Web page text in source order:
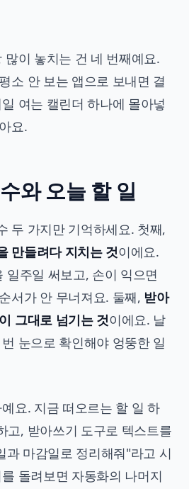
많이 놓치는 건 네 번째예요.
소 안 보는 앱으로 보내면 결
여는 캘린더 하나에 몰아넣
요.
와 오늘 할 일
두 가지만 기억하세요. 첫째,
만들려다 지치는 것이에요.
일주일 써보고, 손이 익으면
서가 안 무너져요. 둘째, 받아
그대로 넘기는 것이에요. 날
눈으로 확인해야 엉뚱한 일
요. 지금 떠오르는 할 일 하
고, 받아쓰기 도구로 텍스트를
과 마감일로 정리해줘"라고 시
돌려보면 자동화의 나머지